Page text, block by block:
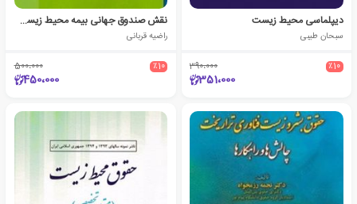
دیپلماسی محیط زیست
سبحان طیبی
٪10 390،000
351،000
نقش صندوق جهانی بیمه محیط زیست در توسعه پایدار
راضیه قربانی
٪10 500،000
450،000